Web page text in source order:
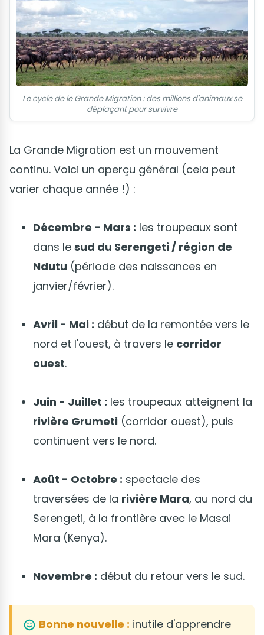
Le cycle de le Grande Migration : des millions d'animaux se
déplaçant pour survivre
La Grande Migration est un mouvement
continu. Voici un aperçu général (cela peut
varier chaque année !) :
Décembre - Mars : les troupeaux sont
dans le sud du Serengeti / région de
Ndutu (période des naissances en
janvier/février).
Avril - Mai : début de la remontée vers le
nord et l'ouest, à travers le corridor
ouest.
Juin - Juillet : les troupeaux atteignent la
rivière Grumeti (corridor ouest), puis
continuent vers le nord.
Août - Octobre : spectacle des
traversées de la rivière Mara, au nord du
Serengeti, à la frontière avec le Masai
Mara (Kenya).
Novembre : début du retour vers le sud.
Bonne nouvelle : inutile d'apprendre